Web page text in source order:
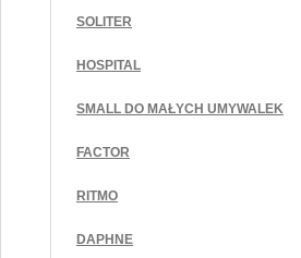
SOLITER
HOSPITAL
SMALL DO MAŁYCH UMYWALEK
FACTOR
RITMO
DAPHNE